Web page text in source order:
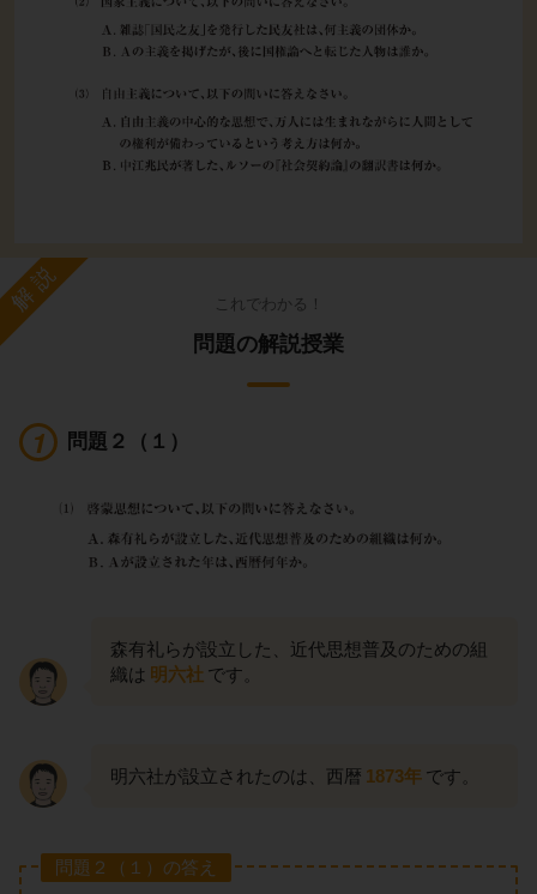
解説 これでわかる！
問題の解説授業
問題２（１）
森有礼らが設立した、近代思想普及のための組
織は 明六社 です。
明六社が設立されたのは、西暦 1873年 です。
問題２（１）の答え